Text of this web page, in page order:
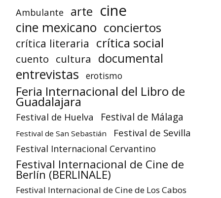
Ambulante arte cine
cine mexicano conciertos
crítica literaria crítica social
cuento cultura documental
entrevistas erotismo
Feria Internacional del Libro de
Guadalajara
Festival de Huelva Festival de Málaga
Festival de San Sebastián Festival de Sevilla
Festival Internacional Cervantino
Festival Internacional de Cine de
Berlín (BERLINALE)
Festival Internacional de Cine de Los Cabos